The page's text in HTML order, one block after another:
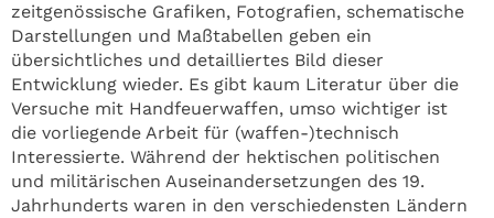
zeitgenössische Grafiken, Fotografien, schematische
Darstellungen und Maßtabellen geben ein
übersichtliches und detailliertes Bild dieser
Entwicklung wieder. Es gibt kaum Literatur über die
Versuche mit Handfeuerwaffen, umso wichtiger ist
die vorliegende Arbeit für (waffen-)technisch
Interessierte. Während der hektischen politischen
und militärischen Auseinandersetzungen des 19.
Jahrhunderts waren in den verschiedensten Ländern